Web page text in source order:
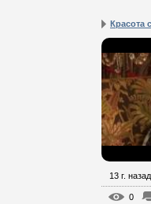
Красота
13 г. назад
0